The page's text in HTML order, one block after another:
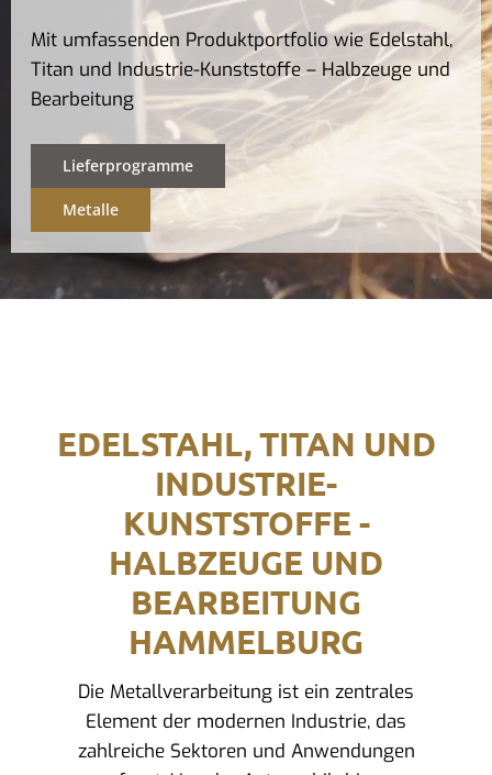
Mit umfassenden Produktportfolio wie Edelstahl,
Titan und Industrie-Kunststoffe – Halbzeuge und
Bearbeitung
Lieferprogramme
Metalle
EDELSTAHL, TITAN UND
INDUSTRIE-
KUNSTSTOFFE -
HALBZEUGE UND
BEARBEITUNG
HAMMELBURG
Die Metallverarbeitung ist ein zentrales
Element der modernen Industrie, das
zahlreiche Sektoren und Anwendungen